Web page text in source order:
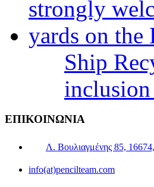
Ship
ΕΠΙΚΟΙΝΩΝΙΑ
Λ. Βουλιαγμένης 85,
info(at)pencilteam.com